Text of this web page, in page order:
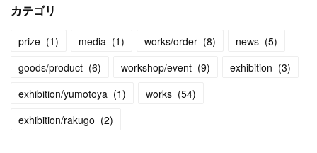
カテゴリ
prize (1) media (1) works/order (8) news (5)
goods/product (6) workshop/event (9) exhibition (3)
exhibition/yumotoya (1) works (54)
exhibition/rakugo (2)